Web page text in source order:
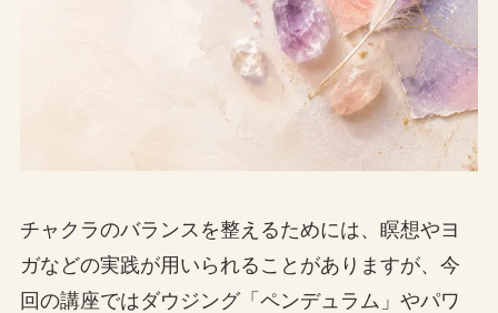
チャクラのバランスを整えるためには、瞑想やヨ
ガなどの実践が用いられることがありますが、今
回の講座ではダウジング「ペンデュラム」やパワ